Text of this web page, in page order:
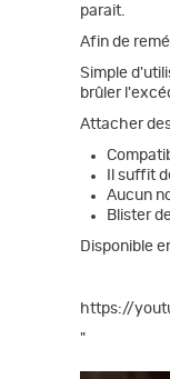
parait.
Afin de
Simple
brûler
Attacher
Il suffit
Aucun
Blister
Disponible
https://
"